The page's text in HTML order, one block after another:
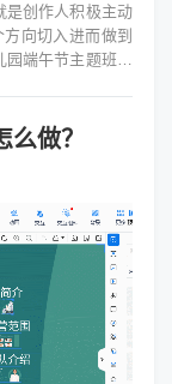
是创作人积极主动
向切入进而做到
端午节主题班会
做？